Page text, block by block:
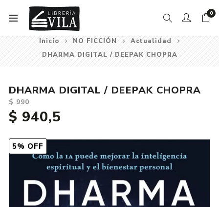
0
Inicio NO FICCIÓN
Actualidad
DHARMA DIGITAL / DEEPAK CHOPRA
5% OFF
DHARMA DIGITAL / DEEPAK CHOPRA
$ 990
$ 940,5